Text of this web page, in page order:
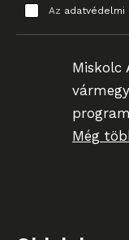
Az
Miskolc
Még